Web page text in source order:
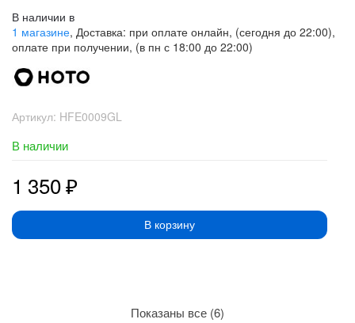
В наличии в
1 магазине, Доставка: при оплате онлайн, (сегодня до 22:00),
оплате при получении, (в пн с 18:00 до 22:00)
Артикул: HFE0009GL
В наличии
1 350₽
В корзину
Показаны все (6)